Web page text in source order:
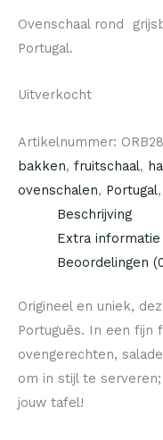
Ovenschaal rond
Portugal.
Uitverkocht
Artikelnummer:
bakken, fruitschaal,
ovenschalen, Portugal,
Beschrijving
Extra informatie
Beoordelingen
Origineel en uniek,
Português. In een fijn
ovengerechten,
om in stijl te
jouw tafel!